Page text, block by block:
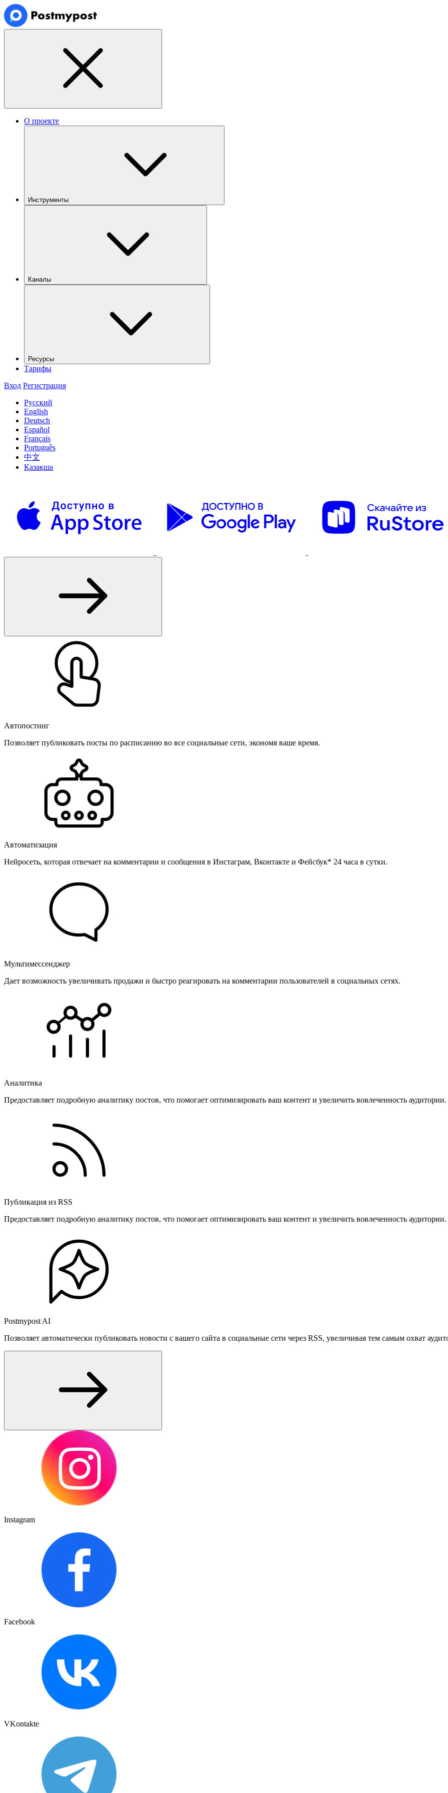
О проекте
Инструменты
Каналы
Ресурсы
Тарифы
Вход Регистрация
Русский
English
Deutsch
Español
Français
Português
中文
Қазақша
Автопостинг
Позволяет публиковать посты по расписанию во все социальные сети, экономя ваше время.
Автоматизация
Нейросеть, которая отвечает на комментарии и сообщения в Инстаграм, Вконтакте и Фейсбук* 24 часа в сутки.
Мультимессенджер
Дает возможность увеличивать продажи и быстро реагировать на комментарии пользователей в социальных сетях.
Аналитика
Предоставляет подробную аналитику постов, что помогает оптимизировать ваш контент и увеличить вовлеченность аудитории.
Публикация из RSS
Предоставляет подробную аналитику постов, что помогает оптимизировать ваш контент и увеличить вовлеченность аудитории.
Postmypost AI
Позволяет автоматически публиковать новости с вашего сайта в социальные сети через RSS, увеличивая тем самым охват
Instagram
Facebook
VKontakte